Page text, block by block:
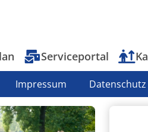
Serviceportal
Impressum Datenschutz